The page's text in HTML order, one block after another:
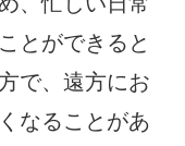
とができると
で、遠方にお
なることがあ